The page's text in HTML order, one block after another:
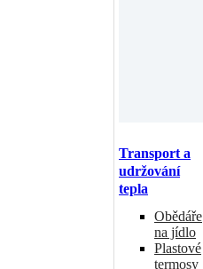
Transport a
udržování
tepla
Obědáře
na jídlo
Plastové
termosy